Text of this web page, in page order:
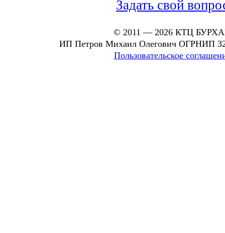
Задать свой
© 2011 — 2026 КТЦ
ИП Петров Михаил Олегович ОГРНИП
Пользовательское